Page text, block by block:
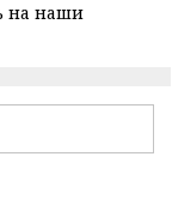
на наши